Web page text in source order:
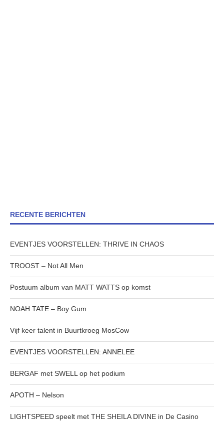
RECENTE BERICHTEN
EVENTJES VOORSTELLEN: THRIVE IN CHAOS
TROOST – Not All Men
Postuum album van MATT WATTS op komst
NOAH TATE – Boy Gum
Vijf keer talent in Buurtkroeg MosCow
EVENTJES VOORSTELLEN: ANNELEE
BERGAF met SWELL op het podium
APOTH – Nelson
LIGHTSPEED speelt met THE SHEILA DIVINE in De Casino